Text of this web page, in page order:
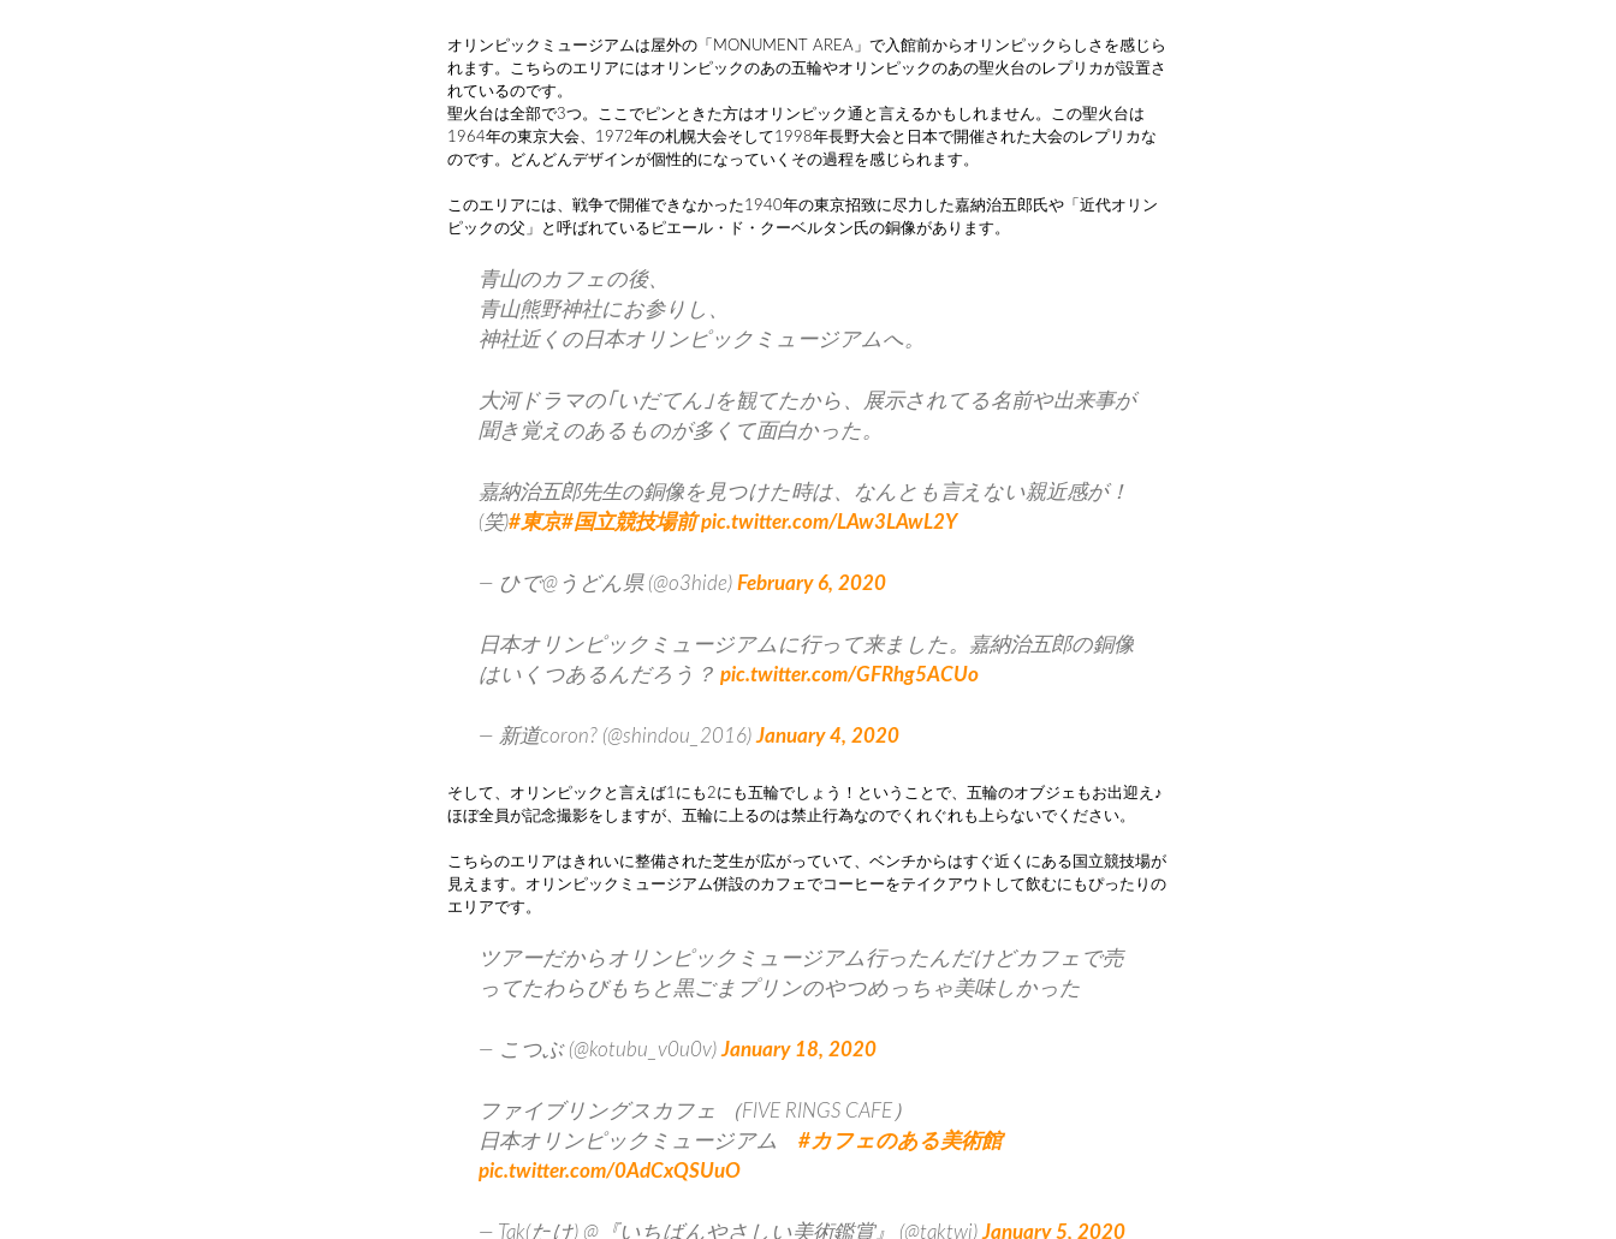
オリンピックミュージアムは屋外の「MONUMENT AREA」で入館前からオリンピックらしさを感じら
れます。こちらのエリアにはオリンピックのあの五輪やオリンピックのあの聖火台のレプリカが設置さ
れているのです。
聖火台は全部で3つ。ここでピンときた方はオリンピック通と言えるかもしれません。この聖火台は
1964年の東京大会、1972年の札幌大会そして1998年長野大会と日本で開催された大会のレプリカな
のです。どんどんデザインが個性的になっていくその過程を感じられます。
このエリアには、戦争で開催できなかった1940年の東京招致に尽力した嘉納治五郎氏や「近代オリン
ピックの父」と呼ばれているピエール・ド・クーベルタン氏の銅像があります。
青山のカフェの後、
青山熊野神社にお参りし、
神社近くの日本オリンピックミュージアムへ。
大河ドラマの｢いだてん｣を観てたから、展示されてる名前や出来事が
聞き覚えのあるものが多くて面白かった。
嘉納治五郎先生の銅像を見つけた時は、なんとも言えない親近感が！
(笑)#東京#国立競技場前 pic.twitter.com/LAw3LAwL2Y
— ひで@うどん県 (@o3hide) February 6, 2020
日本オリンピックミュージアムに行って来ました。嘉納治五郎の銅像
はいくつあるんだろう？ pic.twitter.com/GFRhg5ACUo
— 新道coron? (@shindou_2016) January 4, 2020
そして、オリンピックと言えば1にも2にも五輪でしょう！ということで、五輪のオブジェもお出迎え♪
ほぼ全員が記念撮影をしますが、五輪に上るのは禁止行為なのでくれぐれも上らないでください。
こちらのエリアはきれいに整備された芝生が広がっていて、ベンチからはすぐ近くにある国立競技場が
見えます。オリンピックミュージアム併設のカフェでコーヒーをテイクアウトして飲むにもぴったりの
エリアです。
ツアーだからオリンピックミュージアム行ったんだけどカフェで売
ってたわらびもちと黒ごまプリンのやつめっちゃ美味しかった
— こつぶ (@kotubu_v0u0v) January 18, 2020
ファイブリングスカフェ （FIVE RINGS CAFE）
日本オリンピックミュージアム #カフェのある美術館
pic.twitter.com/0AdCxQSUuO
— Tak(たけ) @『いちばんやさしい美術鑑賞』 (@taktwi) January 5, 2020